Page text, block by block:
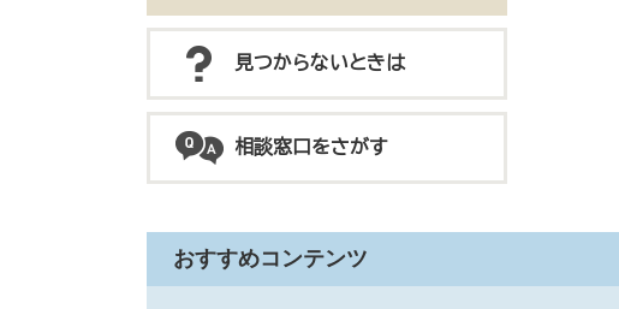
見つからないときは
相談窓口をさがす
おすすめコンテンツ